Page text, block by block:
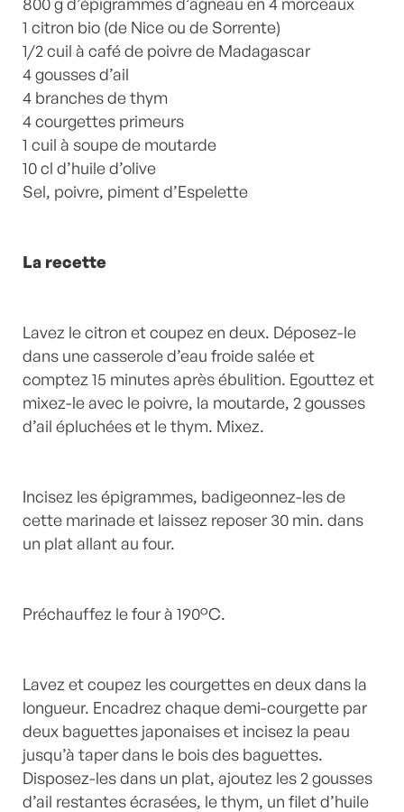
1 citron bio (de Nice ou de Sorrente)
1/2 cuil à café de poivre de Madagascar
4 gousses d’ail
4 branches de thym
4 courgettes primeurs
1 cuil à soupe de moutarde
10 cl d’huile d’olive
Sel, poivre, piment d’Espelette
La recette
Lavez le citron et coupez en deux. Déposez-le
dans une casserole d’eau froide salée et
comptez 15 minutes après ébulition. Egouttez et
mixez-le avec le poivre, la moutarde, 2 gousses
d’ail épluchées et le thym. Mixez.
Incisez les épigrammes, badigeonnez-les de
cette marinade et laissez reposer 30 min. dans
un plat allant au four.
Préchauffez le four à 190°C.
Lavez et coupez les courgettes en deux dans la
longueur. Encadrez chaque demi-courgette par
deux baguettes japonaises et incisez la peau
jusqu’à taper dans le bois des baguettes.
Disposez-les dans un plat, ajoutez les 2 gousses
d’ail restantes écrasées, le thym, un filet d’huile